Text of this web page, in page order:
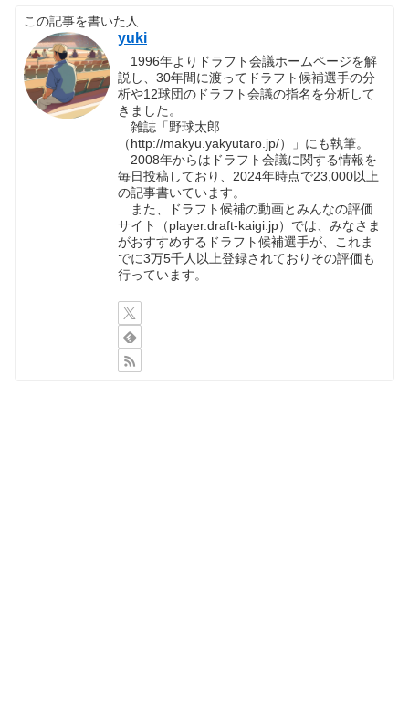
この記事を書いた人
yuki
1996年よりドラフト会議ホームページを解
説し、30年間に渡ってドラフト候補選手の分
析や12球団のドラフト会議の指名を分析して
きました。
雑誌「野球太郎
（http://makyu.yakyutaro.jp/）」にも執筆。
2008年からはドラフト会議に関する情報を
毎日投稿しており、2024年時点で23,000以上
の記事書いています。
また、ドラフト候補の動画とみんなの評価
サイト（player.draft-kaigi.jp）では、みなさま
がおすすめするドラフト候補選手が、これま
でに3万5千人以上登録されておりその評価も
行っています。